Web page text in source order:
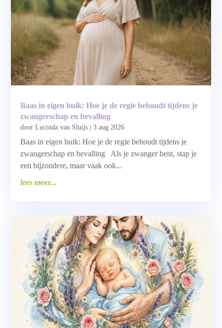
Baas in eigen buik: Hoe je de regie behoudt tijdens je
zwangerschap en bevalling
doorLucinda van Sluijs |3 aug 2026
Baas in eigen buik: Hoe je de regie behoudt tijdens je
zwangerschap en bevalling Als je zwanger bent, stap je
een bijzondere, maar vaak ook...
lees meer...